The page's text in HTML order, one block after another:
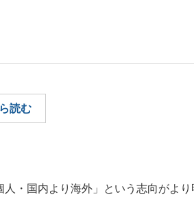
読む
・国内より海外」という志向がより